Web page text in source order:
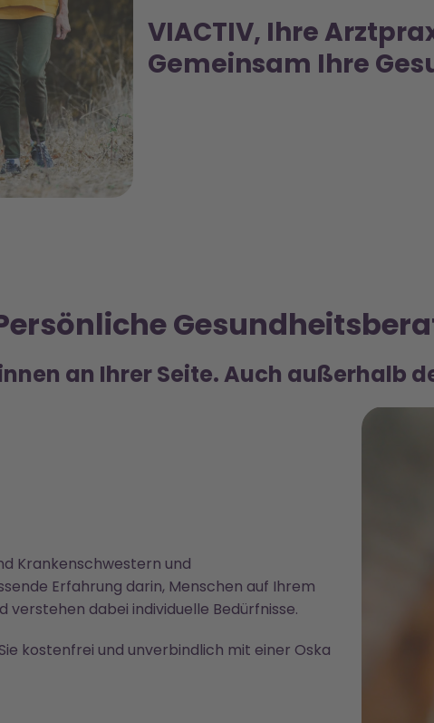
VIACTIV, Ihre
Gemeinsam Ihre
an Ihrer Seite. Auch außerhalb
Krankenschwestern und
Erfahrung darin, Menschen auf Ihrem
verstehen dabei individuelle Bedürfnisse.
kostenfrei und unverbindlich mit einer Oska